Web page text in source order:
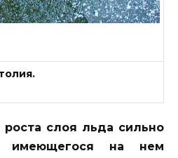
роста слоя льда сильно
имеющегося на нем